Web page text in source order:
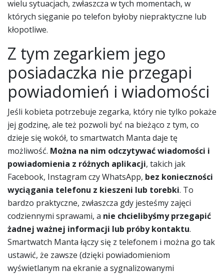
wielu sytuacjach, zwłaszcza w tych momentach, w
których sięganie po telefon byłoby niepraktyczne lub
kłopotliwe.
Z tym zegarkiem jego
posiadaczka nie przegapi
powiadomień i wiadomości
Jeśli kobieta potrzebuje zegarka, który nie tylko pokaże
jej godzinę, ale też pozwoli być na bieżąco z tym, co
dzieje się wokół, to smartwatch Manta daje tę
możliwość. Można na nim odczytywać wiadomości i
powiadomienia z różnych aplikacji, takich jak
Facebook, Instagram czy WhatsApp, bez konieczności
wyciągania telefonu z kieszeni lub torebki. To
bardzo praktyczne, zwłaszcza gdy jesteśmy zajęci
codziennymi sprawami, a nie chcielibyśmy przegapić
żadnej ważnej informacji lub próby kontaktu.
Smartwatch Manta łączy się z telefonem i można go tak
ustawić, że zawsze (dzięki powiadomieniom
wyświetlanym na ekranie a sygnalizowanymi